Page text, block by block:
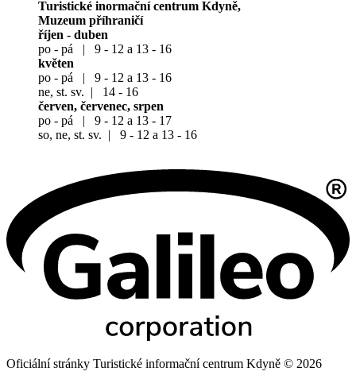
Turistické inormační centrum Kdyně,
Muzeum příhraničí
říjen - duben
po - pá | 9 - 12 a 13 - 16
květen
po - pá | 9 - 12 a 13 - 16
ne, st. sv. | 14 - 16
červen, červenec, srpen
po - pá | 9 - 12 a 13 - 17
so, ne, st. sv. | 9 - 12 a 13 - 16
Oficiální stránky Turistické informační centrum Kdyně © 2026